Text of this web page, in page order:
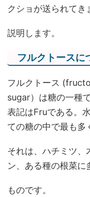
クショが送られてき
説明します。
フルクトースに
フルクトース
sugar）は糖の一種
表記はFruである。
ての糖の中で最も多
それは、ハチミツ、
ン、ある種の根菜に
ものです。